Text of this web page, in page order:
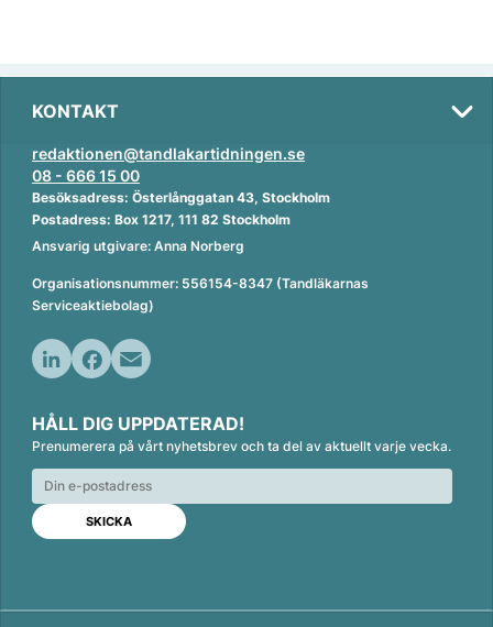
KONTAKT
redaktionen@tandlakartidningen.se
08 - 666 15 00
Besöksadress: Österlånggatan 43, Stockholm
Postadress: Box 1217, 111 82 Stockholm
Ansvarig utgivare: Anna Norberg
Organisationsnummer: 556154-8347 (Tandläkarnas
Serviceaktiebolag)
n
k
e
d
n
c
e
b
o
o
k
a
i
l
HÅLL DIG UPPDATERAD!
Prenumerera på vårt nyhetsbrev och ta del av aktuellt varje vecka.